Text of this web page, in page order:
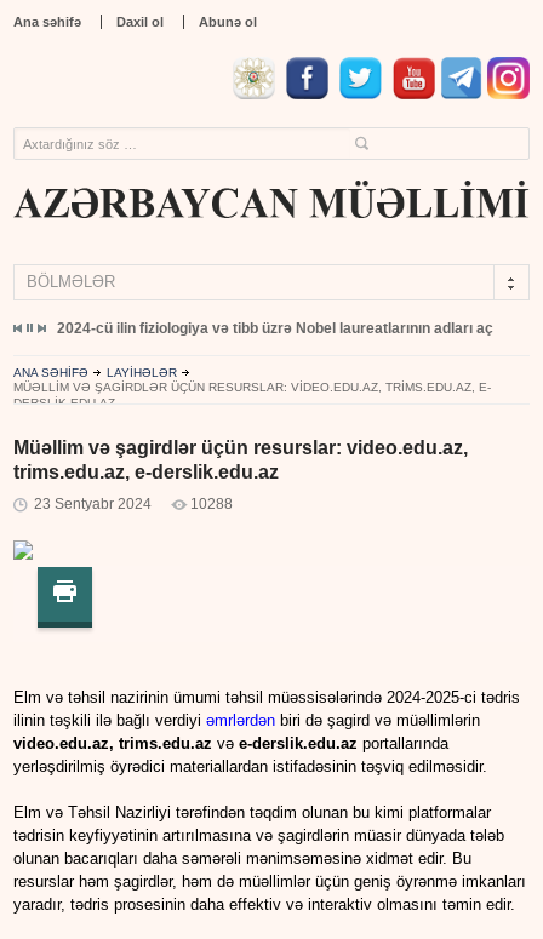
Ana səhifə Daxil ol Abunə ol
BÖLMƏLƏR
2024-cü ilin fiziologiya və tibb üzrə Nobel laureatlarının adları açıqlandı
ANA SƏHİFƏ
LAYİHƏLƏR
MÜƏLLIM VƏ ŞAGIRDLƏR ÜÇÜN RESURSLAR: VIDEO.EDU.AZ, TRIMS.EDU.AZ, E-
DERSLIK.EDU.AZ
Müəllim və şagirdlər üçün resurslar: video.edu.az,
trims.edu.az, e-derslik.edu.az
23 Sentyabr 2024 10288
Elm və təhsil nazirinin ümumi təhsil müəssisələrində 2024-2025-ci tədris
ilinin təşkili ilə bağlı verdiyiəmrlərdən biri də şagird və müəllimlərin
video.edu.az, trims.edu.azvə e-derslik.edu.az portallarında
yerləşdirilmiş öyrədici materiallardan istifadəsinin təşviq edilməsidir.
Elm və Təhsil Nazirliyi tərəfindən təqdim olunan bu kimi platformalar
tədrisin keyfiyyətinin artırılmasına və şagirdlərin müasir dünyada tələb
olunan bacarıqları daha səmərəli mənimsəməsinə xidmət edir. Bu
resurslar həm şagirdlər, həm də müəllimlər üçün geniş öyrənmə imkanları
yaradır, tədris prosesinin daha effektiv və interaktiv olmasını təmin edir.